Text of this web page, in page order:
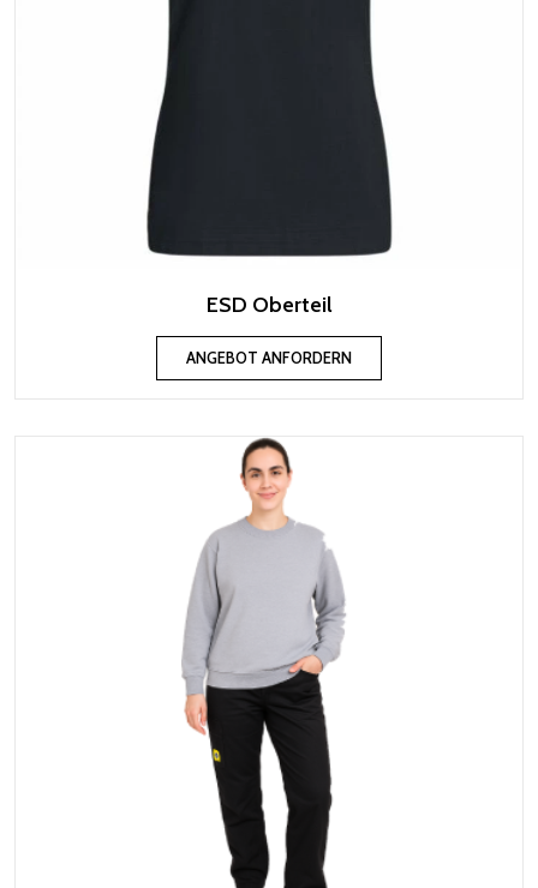
ESD Oberteil
ANGEBOT ANFORDERN